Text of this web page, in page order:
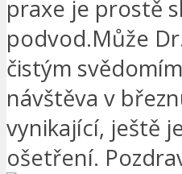
praxe je prostě
podvod.Může
čistým
návštěva v
vynikající, ještě
ošetření.